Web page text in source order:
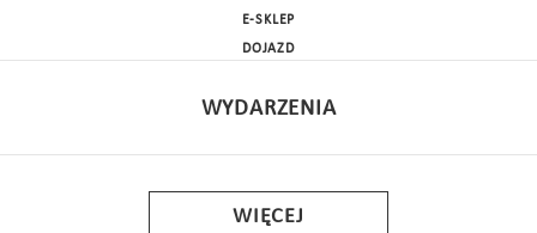
E-SKLEP
DOJAZD
WYDARZENIA
WIĘCEJ